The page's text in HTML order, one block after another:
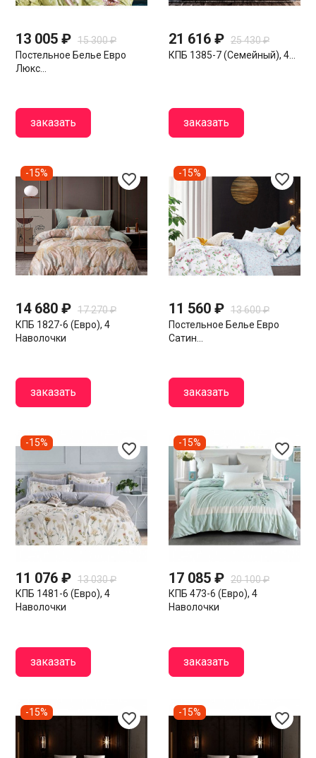
13 005 ₽ 15 300 ₽
Постельное Белье Евро
Люкс...
заказать
21 616 ₽ 25 430 ₽
КПБ 1385-7 (семейный), 4...
заказать
favorite_border
14 680 ₽ 17 270 ₽
КПБ 1827-6 (евро), 4
Наволочки
заказать
-15% favorite_border
11 560 ₽ 13 600 ₽
Постельное Белье Евро
Сатин...
заказать
-15%
favorite_border
11 076 ₽ 13 030 ₽
КПБ 1481-6 (евро), 4
Наволочки
заказать
-15% favorite_border
17 085 ₽ 20 100 ₽
КПБ 473-6 (евро), 4
Наволочки
заказать
-15%
favorite_border
-15% favorite_border
-15%